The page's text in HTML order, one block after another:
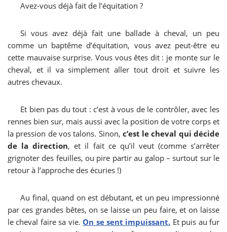
Avez-vous déjà fait de l’équitation ?
Si vous avez déjà fait une ballade à cheval, un peu
comme un baptême d’équitation, vous avez peut-être eu
cette mauvaise surprise. Vous vous êtes dit : je monte sur le
cheval, et il va simplement aller tout droit et suivre les
autres chevaux.
Et bien pas du tout : c’est à vous de le contrôler, avec les
rennes bien sur, mais aussi avec la position de votre corps et
la pression de vos talons. Sinon, c’est le cheval qui décide
de la direction, et il fait ce qu’il veut (comme s’arrêter
grignoter des feuilles, ou pire partir au galop – surtout sur le
retour à l’approche des écuries !)
Au final, quand on est débutant, et un peu impressionné
par ces grandes bêtes, on se laisse un peu faire, et on laisse
le cheval faire sa vie. On se sent impuissant. Et puis au fur